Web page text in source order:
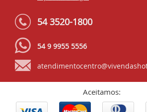
54 3520-1800
54 9 9955 5556
Aceitamos: